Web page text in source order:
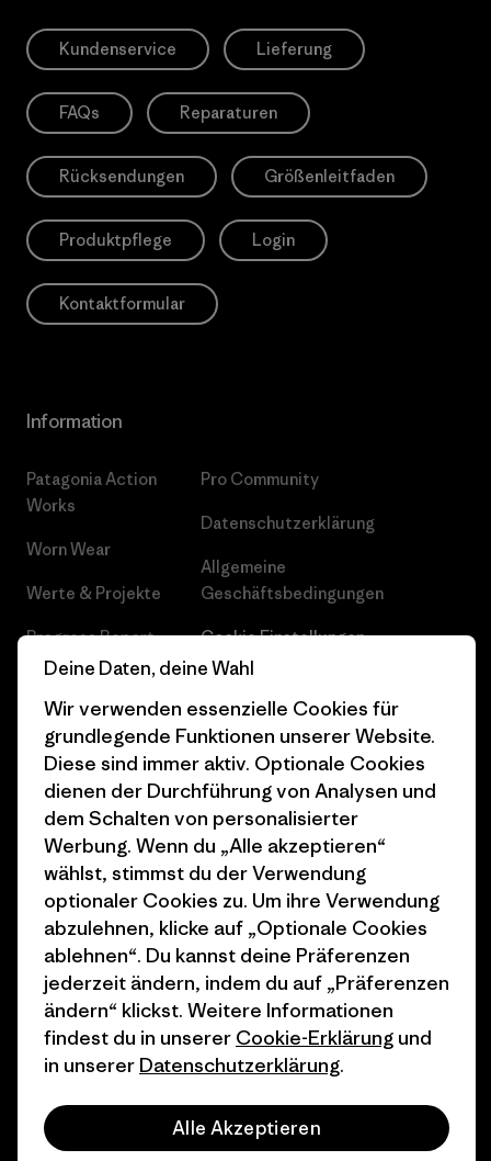
Kundenservice Lieferung
FAQs Reparaturen
Rücksendungen Größenleitfaden
Produktpflege Login
Kontaktformular
Information
Patagonia Action
Works
Worn Wear
Werte & Projekte
Progress Report
Business Unusual
Klimaziele
1% For The Planet
Wie wir finanzieren
Geschenkgutscheine
Stores in deiner
Nähe
Pro Community
Datenschutzerklärung
Allgemeine
Geschäftsbedingungen
Cookie Einstellungen
Karriere
Pressekontakt
Industry program
Affiliate-Programm
Patagonia Deutschland
Seitenverzeichnis
© 2026 Patagonia, Inc. All Rights Reserved.
Deine Daten, deine Wahl
Wir verwenden essenzielle Cookies für
grundlegende Funktionen unserer Website.
Diese sind immer aktiv. Optionale Cookies
dienen der Durchführung von Analysen und
dem Schalten von personalisierter
Werbung. Wenn du „Alle akzeptieren“
wählst, stimmst du der Verwendung
optionaler Cookies zu. Um ihre Verwendung
abzulehnen, klicke auf „Optionale Cookies
ablehnen“. Du kannst deine Präferenzen
jederzeit ändern, indem du auf „Präferenzen
ändern“ klickst. Weitere Informationen
findest du in unserer Cookie-Erklärung und
in unserer Datenschutzerklärung.
Alle Akzeptieren